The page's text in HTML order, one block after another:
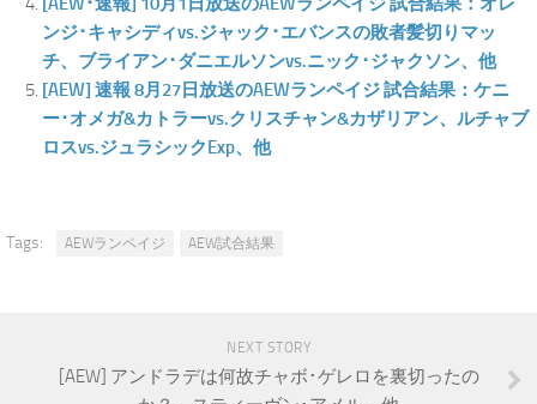
ンジ･キャシディvs.ジャック･エバンスの敗者髪切りマッ
チ、ブライアン･ダニエルソンvs.ニック･ジャクソン、他
[AEW] 速報 8月27日放送のAEWランペイジ 試合結果：ケニ
ー･オメガ&カトラーvs.クリスチャン&カザリアン、ルチャブ
ロスvs.ジュラシックExp、他
Tags: AEWランペイジ AEW試合結果
NEXT STORY
[AEW] アンドラデは何故チャボ･ゲレロを裏切ったの